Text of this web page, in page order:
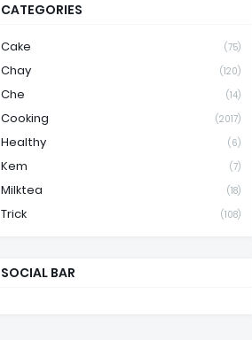
CATEGORIES
Cake (75)
Chay (120)
Che (14)
Cooking (2017)
Healthy (6)
Kem (7)
Milktea (18)
Trick (108)
SOCIAL BAR